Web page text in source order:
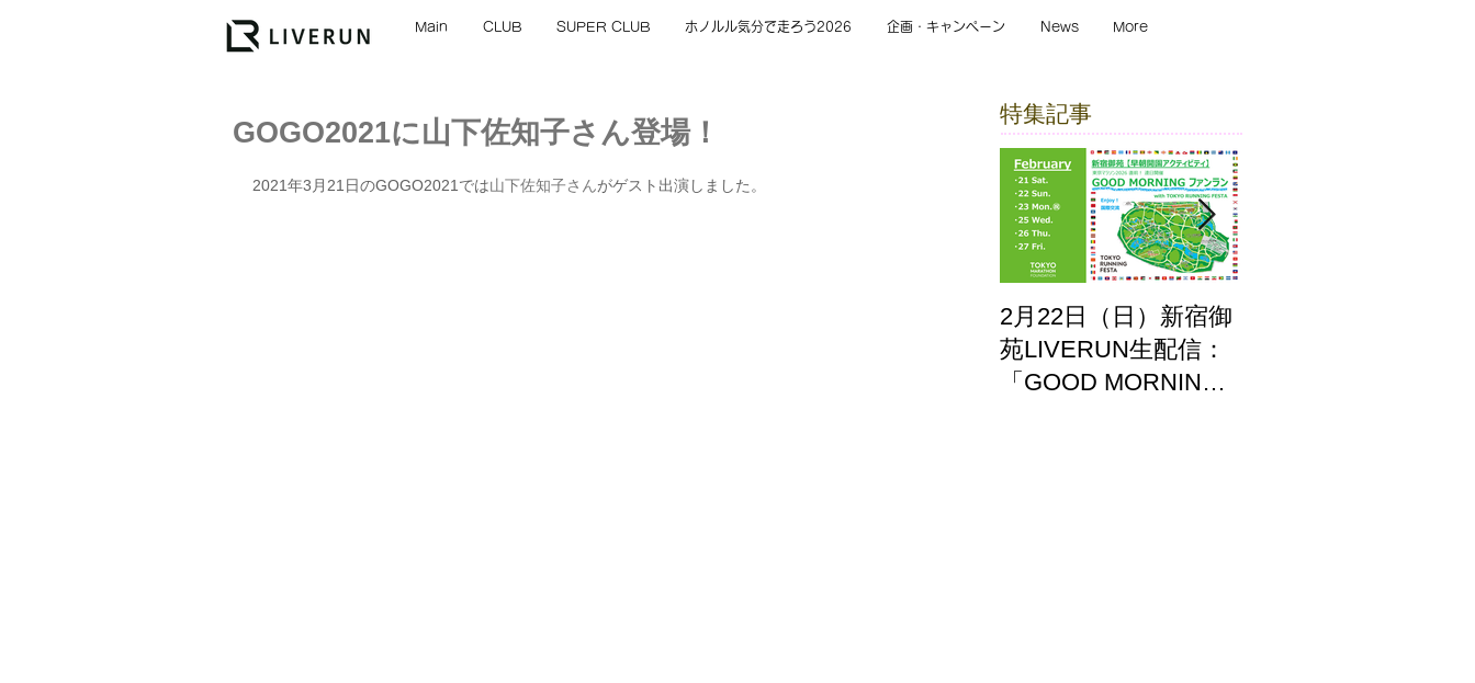
Main CLUB SUPER CLUB ホノルル気分で走ろう2026 企画・キャンペーン News More
GOGO2021に山下佐知子さん登場！
2021年3月21日のGOGO2021では山下佐知子さんがゲスト出演しました。
特集記事
2月22日（日）新宿御
苑LIVERUN生配信：
「GOOD MORNING